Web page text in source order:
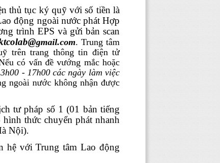
thủ tục ký quỹ với số tiền là
động ngoài nước phát Hợp
trình EPS và gửi bản scan
gmail.com. Trung tâm
trên trang thông tin điện tử
có vấn đề vướng mắc hoặc
- 17h00 các ngày làm việc
ngoài nước không nhận được
tư pháp số 1 (01 bản tiếng
thức chuyển phát nhanh
Nội).
hệ với Trung tâm Lao động